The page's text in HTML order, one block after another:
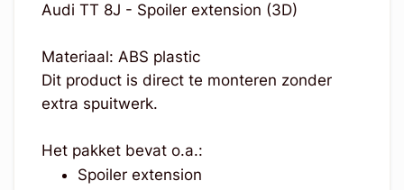
Audi TT 8J - Spoiler extension (3D)
Materiaal: ABS plastic
Dit product is direct te monteren zonder
extra spuitwerk.
Het pakket bevat o.a.:
Spoiler extension